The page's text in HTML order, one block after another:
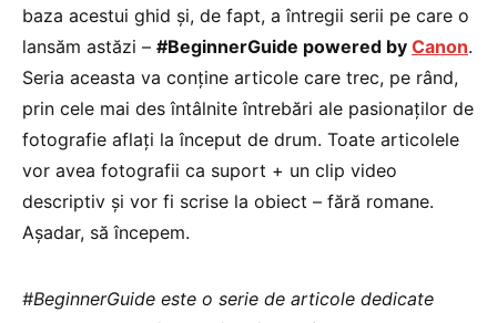
baza acestui ghid și, de fapt, a întregii serii pe care o
lansăm astăzi – #BeginnerGuide powered by Canon.
Seria aceasta va conține articole care trec, pe rând,
prin cele mai des întâlnite întrebări ale pasionaților de
fotografie aflați la început de drum. Toate articolele
vor avea fotografii ca suport + un clip video
descriptiv și vor fi scrise la obiect – fără romane.
Așadar, să începem.
#BeginnerGuide este o serie de articole dedicate